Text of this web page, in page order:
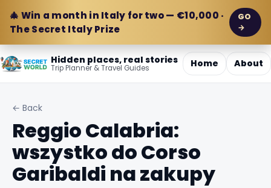
🎄 Win a month in Italy for two — €10,000 ·
The Secret Italy Prize
GO
→
Hidden places, real stories
Trip Planner & Travel Guides Home About
← Back
Reggio Calabria:
wszystko do Corso
Garibaldi na zakupy